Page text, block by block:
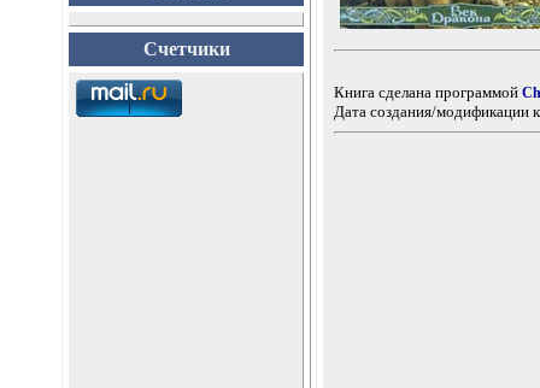
Счетчики
Книга сделана программой
Дата создания/модификации